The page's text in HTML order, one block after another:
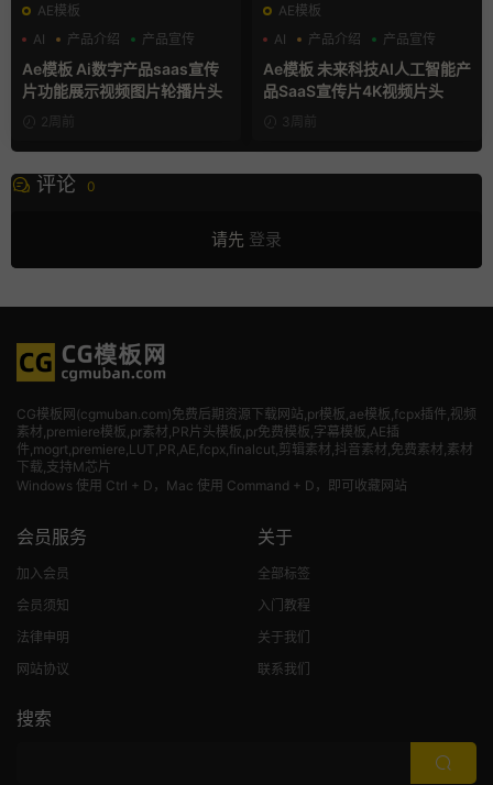
AE模板
AI
产品介绍 产品宣传
Ae模板 Ai数字产品saas宣传
片功能展示视频图片轮播片头
2周前
AE模板
AI
产品介绍 产品宣传
Ae模板 未来科技AI人工智能产
品SaaS宣传片4K视频片头
3周前
评论 0
请先 登录
CG模板网(cgmuban.com)免费后期资源下载网站,pr模板,ae模板,fcpx插件,视频
素材 ,premiere模板,pr素材,PR片头模板,pr免费模板,字幕模板,AE插
件,mogrt,premiere,LUT,PR,AE,fcpx,finalcut,剪辑素材,抖音素材,免费素材,素材
下载,支持M芯片
Windows 使用 Ctrl + D，Mac 使用 Command + D，即可收藏网站
会员服务
加入会员
会员须知
法律申明
网站协议
关于
全部标签
入门教程
关于我们
联系我们
搜索